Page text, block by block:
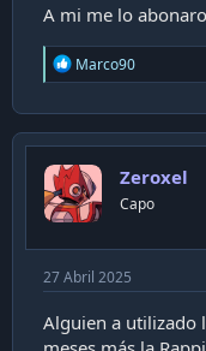
A mi me lo
R
e
c
t
o
n
s
Marco90
Zeroxel
Capo
27 Abril 2025
Alguien a utilizado